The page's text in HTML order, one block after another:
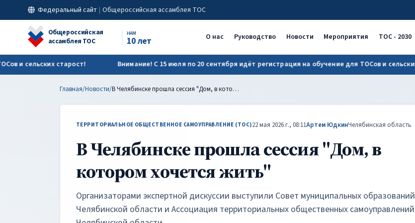
В Челябинске прошла сессия "Дом, в котором хочется жить" | ОАТОС
Федеральный сайт | Общероссийская ассамблея ТОС
Общероссийская
ассамблея ТОС
НАМ
10 лет О нас Руководство Новости Мероприятия ТОС - 2030
старост! Внимание! С 15 июля по 20 сентября идёт регистрация на обучение для ТОСов и сельских старост!
Главная/Новости/ В Челябинске прошла сессия "Дом, в котором хочется жить"
ТЕРРИТОРИАЛЬНОЕ ОБЩЕСТВЕННОЕ САМОУПРАВЛЕНИЕ (ТОС)22 мая 2026 г., 08:11Артем ЮдкинЧелябинская область
В Челябинске прошла сессия "Дом, в
котором хочется жить"
Организаторами экспертной дискуссии выступили Совет муниципальных образований
Челябинской области и Ассоциация территориальных общественных самоуправлений